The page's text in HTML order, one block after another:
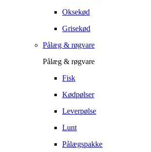
Oksekød
Grisekød
Pålæg & røgvare
Pålæg & røgvare
Fisk
Kødpølser
Leverpølse
Lunt
Pålægspakke